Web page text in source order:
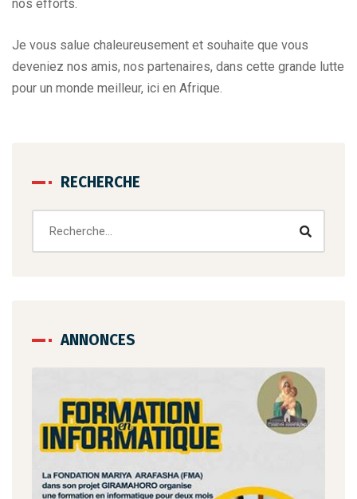
nos efforts.
Je vous salue chaleureusement et souhaite que vous
deveniez nos amis, nos partenaires, dans cette grande lutte
pour un monde meilleur, ici en Afrique.
RECHERCHE
ANNONCES